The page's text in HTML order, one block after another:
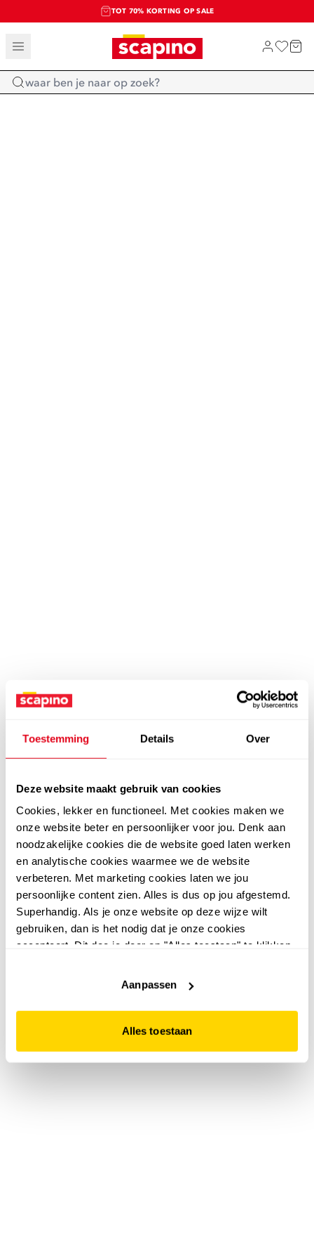
Toestemming Details Over
Deze website maakt gebruik van cookies
Cookies, lekker en functioneel. Met cookies maken we
onze website beter en persoonlijker voor jou. Denk aan
noodzakelijke cookies die de website goed laten werken
en analytische cookies waarmee we de website
verbeteren. Met marketing cookies laten we jou
persoonlijke content zien. Alles is dus op jou afgestemd.
Superhandig. Als je onze website op deze wijze wilt
gebruiken, dan is het nodig dat je onze cookies
accepteert. Dit doe je door op "Alles toestaan" te klikken.
website niet optimaal functioneert.
Aanpassen
Alles toestaan
TOT 70% KORTING OP SALE
SALE: LAATSTE KANS!
SHOP NIEUW
Home